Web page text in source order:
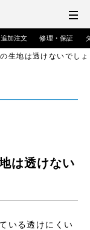
追加注文 修理・保証
生地は透けないでし
は透けない
いる透けにくい